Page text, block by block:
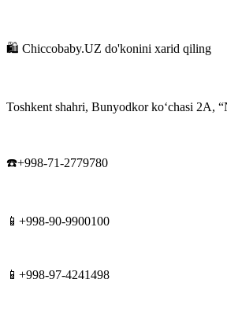
🛍 Chiccobaby.UZ do'konini xarid qiling
Toshkent shahri, Bunyodkor koʻchasi 2A,
☎️+998-71-2779780
📱+998-90-9900100
📱+998-97-4241498